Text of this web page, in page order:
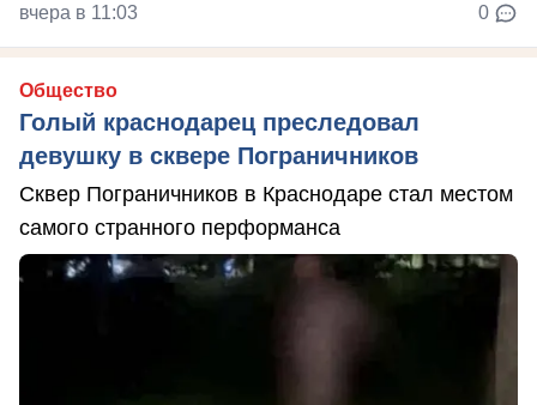
вчера в 11:03 0
Общество
Голый краснодарец преследовал
девушку в сквере Пограничников
Сквер Пограничников в Краснодаре стал местом
самого странного перформанса